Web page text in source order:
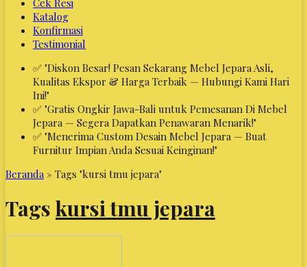
Cek Resi
Katalog
Konfirmasi
Testimonial
✅ "Diskon Besar! Pesan Sekarang Mebel Jepara Asli,
Kualitas Ekspor & Harga Terbaik — Hubungi Kami Hari
Ini!"
✅ "Gratis Ongkir Jawa-Bali untuk Pemesanan Di Mebel
Jepara — Segera Dapatkan Penawaran Menarik!"
✅ "Menerima Custom Desain Mebel Jepara — Buat
Furnitur Impian Anda Sesuai Keinginan!"
Beranda» Tags "kursi tmu jepara"
Tags kursi tmu jepara